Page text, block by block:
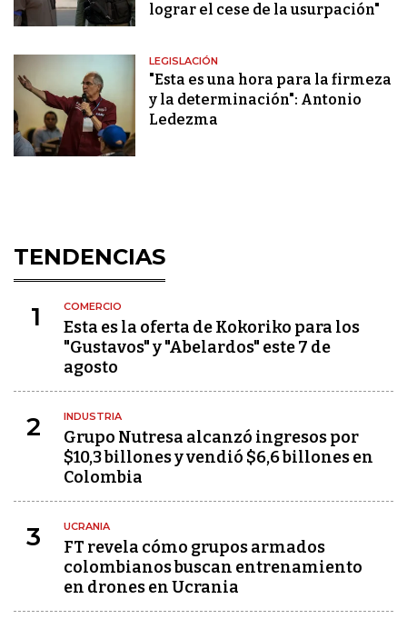
lograr el cese de la usurpación"
LEGISLACIÓN
"Esta es una hora para la firmeza
y la determinación": Antonio
Ledezma
TENDENCIAS
1 COMERCIO
Esta es la oferta de Kokoriko para los
"Gustavos" y "Abelardos" este 7 de
agosto
2 INDUSTRIA
Grupo Nutresa alcanzó ingresos por
$10,3 billones y vendió $6,6 billones en
Colombia
3 UCRANIA
FT revela cómo grupos armados
colombianos buscan entrenamiento
en drones en Ucrania